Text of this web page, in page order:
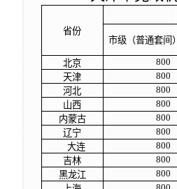
省份
市级（普通套间）
北京
800
天津
800
河北
800
山西
800
内蒙古
800
辽宁
800
大连
800
吉林
800
黑龙江
800